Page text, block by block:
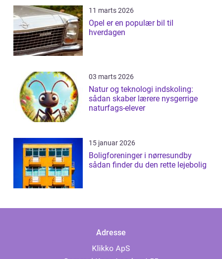
11 marts 2026
Opel er en populær bil til
hverdagen
03 marts 2026
Natur og teknologi indskoling:
sådan skaber lærere nysgerrige
naturfags-elever
15 januar 2026
Boligforeninger i nørresundby
sådan finder du den rette lejebolig
Adresse